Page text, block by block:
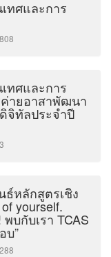
ทศและการ
ทศและการ
ายอาสาพัฒนา
จิทัลประจำปี
หลักสูตรเชิง
yourself.
บกับเรา TCAS
บ”